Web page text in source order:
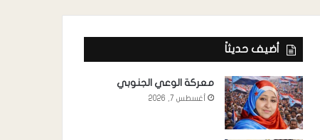
أضيف حديثاً
معركة الوعي الجنوبي
أغسطس 7, 2026